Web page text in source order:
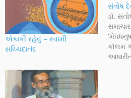
એકાકી રહેવું – સ્વામી
સચ્ચિદાનંદ
સંતોષ
ડૉ.
કૉલમ